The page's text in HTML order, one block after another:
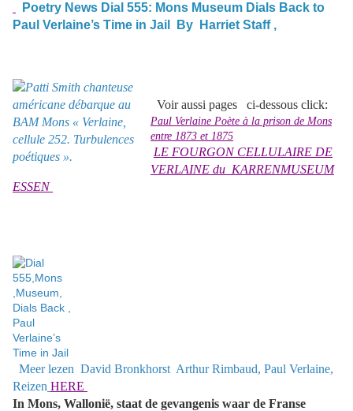
Poetry News Dial 555: Mons Museum Dials Back to
Paul Verlaine’s Time in Jail By Harriet Staff,
Voir aussi pages ci-dessous click:
Paul Verlaine Poète à la prison de Mons
entre 1873 et 1875
LE FOURGON CELLULAIRE DE
VERLAINE du KARRENMUSEUM
ESSEN
Meer lezen David Bronkhorst Arthur Rimbaud, Paul Verlaine,
Reizen HERE
In Mons, Wallonië, staat de gevangenis waar de Franse